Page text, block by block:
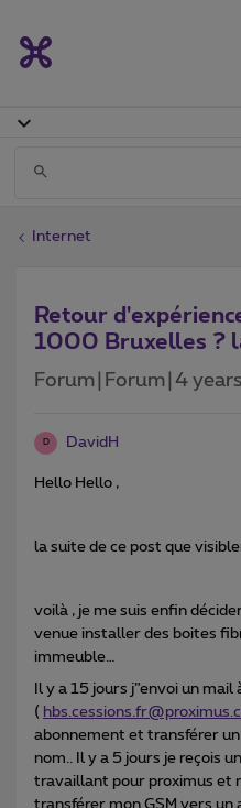
Internet
Retour
1000 Bruxelles ?
Forum|Forum|4
D DavidH
Hello Hello ,
la suite de ce post que
voilà , je me suis enfin
venue installer des boites
immeuble…
Il y a 15 jours j”envoi un mail
(
abonnement et transférer
nom.. Il y a 5 jours je reçois
travaillant pour proximus et
transférer mon GSM vers un